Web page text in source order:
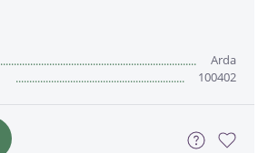
Arda
100402